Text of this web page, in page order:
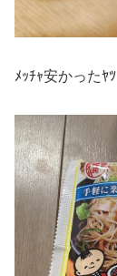
ﾒｯﾁｬ安かったﾔﾂ